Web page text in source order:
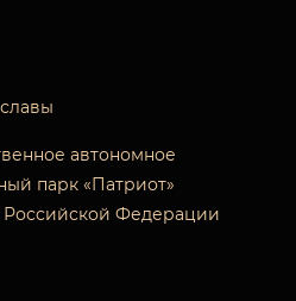
автономное
парк «Патриот»
Федерации